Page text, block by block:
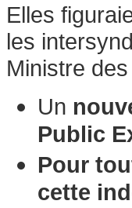
Elles
les
Ministre
Un
Public
Pour
cette